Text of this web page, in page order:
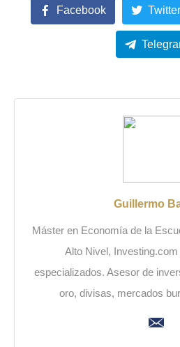
Facebook Twitter
Guillermo
Máster en Economía de la
Alto Nivel,
especializados. Asesor de
oro, divisas, mercados